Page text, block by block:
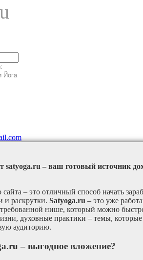
Йога
satyoga.ru – ваш готовый источник
– это отличный способ начать
и раскрутки. Satyoga.ru – это уже
нише, который можно
духовные практики – темы, которые
аудиторию.
– выгодное вложение?